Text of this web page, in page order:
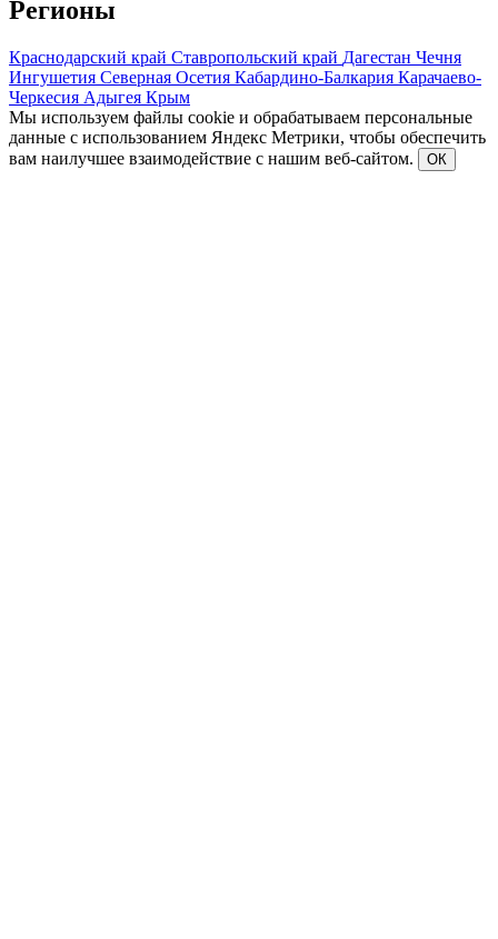
Регионы
Краснодарский край Ставропольский край Дагестан Чечня
Ингушетия Северная Осетия Кабардино-Балкария Карачаево-
Черкесия Адыгея Крым
Мы используем файлы cookie и обрабатываем персональные
данные с использованием Яндекс Метрики, чтобы обеспечить
вам наилучшее взаимодействие с нашим веб-сайтом.
ОК